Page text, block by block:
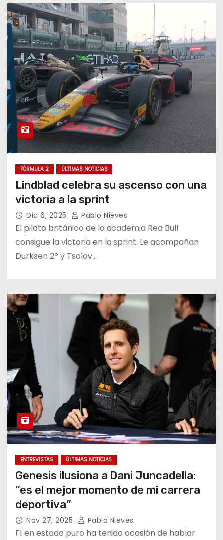
FÓRMULA 2 ÚLTIMAS NOTICIAS
Lindblad celebra su ascenso con una
victoria a la sprint
Dic 6, 2025 Pablo Nieves
El piloto británico de la academia Red Bull
consigue la victoria en la sprint. Le acompañan
Durksen 2º y Tsolov…
ENTREVISTAS ÚLTIMAS NOTICIAS
Genesis ilusiona a Dani Juncadella:
“es el mejor momento de mi carrera
deportiva”
Nov 27, 2025 Pablo Nieves
F1 en estado puro ha tenido ocasión de hablar